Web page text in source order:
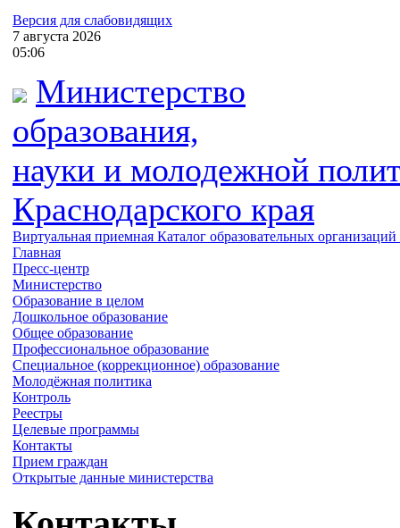
Версия для слабовидящих
7 августа 2026
05:06
Министерство
образования,
науки и молодежной
Краснодарского края
Виртуальная приемная Каталог образовательных организаций
Главная
Пресс-центр
Министерство
Образование в целом
Дошкольное образование
Общее образование
Профессиональное образование
Специальное (коррекционное) образование
Молодёжная политика
Контроль
Реестры
Целевые программы
Контакты
Прием граждан
Открытые данные министерства